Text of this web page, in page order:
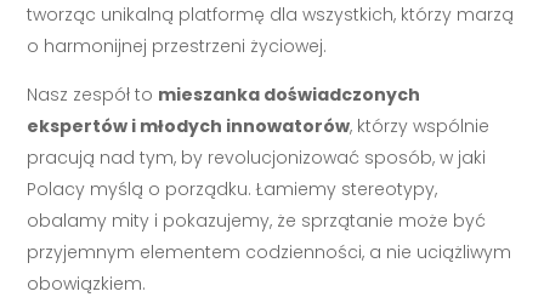
tworząc unikalną platformę dla wszystkich, którzy marzą
o harmonijnej przestrzeni życiowej.
Nasz zespół to mieszanka doświadczonych
ekspertów i młodych innowatorów, którzy wspólnie
pracują nad tym, by revolucjonizować sposób, w jaki
Polacy myślą o porządku. Łamiemy stereotypy,
obalamy mity i pokazujemy, że sprzątanie może być
przyjemnym elementem codzienności, a nie uciążliwym
obowiązkiem.